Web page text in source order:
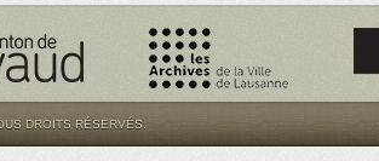
DROITS RÉSERVÉS.